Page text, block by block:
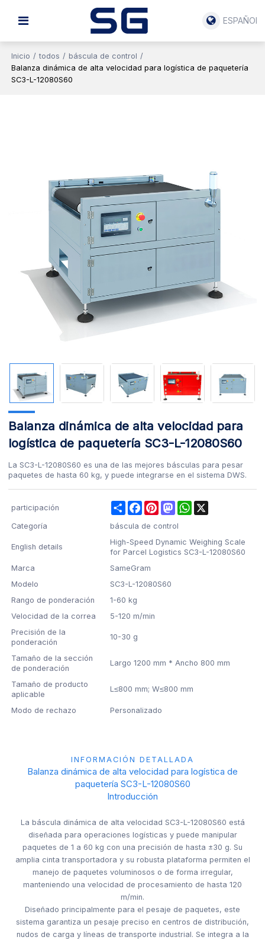
ESPAÑOL
Inicio / todos / báscula de control /
Balanza dinámica de alta velocidad para logística de paquetería
SC3-L-12080S60
Balanza dinámica de alta velocidad para
logística de paquetería SC3-L-12080S60
La SC3-L-12080S60 es una de las mejores básculas para pesar
paquetes de hasta 60 kg, y puede integrarse en el sistema DWS.
participación ShareFacebookPinterestMastodonWhatsApp
Categoría báscula de control
English details
High-Speed Dynamic Weighing Scale
for Parcel Logistics SC3-L-12080S60
Marca
SameGram
Modelo
SC3-L-12080S60
Rango de ponderación
1-60 kg
Velocidad de la correa
5-120 m/min
Precisión de la
ponderación
10-30 g
Tamaño de la sección
de ponderación
Largo 1200 mm * Ancho 800 mm
Tamaño de producto
aplicable
L≤800 mm; W≤800 mm
Modo de rechazo Personalizado
INFORMACIÓN DETALLADA
Balanza dinámica de alta velocidad para logística de
paquetería SC3-L-12080S60
Introducción
La báscula dinámica de alta velocidad SC3-L-12080S60 está
diseñada para operaciones logísticas y puede manipular
paquetes de 1 a 60 kg con una precisión de hasta ±30 g. Su
amplia cinta transportadora y su robusta plataforma permiten el
manejo de paquetes voluminosos o de forma irregular,
manteniendo una velocidad de procesamiento de hasta 120
m/min.
Diseñado principalmente para el pesaje de paquetes, este
sistema garantiza un pesaje preciso en centros de distribución,
nudos de carga y líneas de transporte industrial. Se integra a la